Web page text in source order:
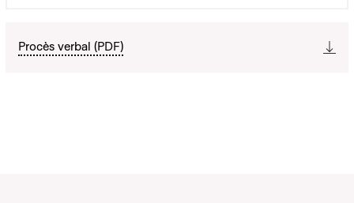
Procès verbal (PDF)